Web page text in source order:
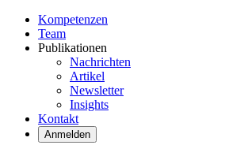
Kompetenzen
Team
Publikationen
Nachrichten
Artikel
Newsletter
Insights
Kontakt
Anmelden